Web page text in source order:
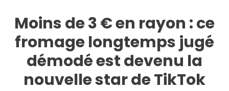
Moins de 3 € en rayon : ce
fromage longtemps jugé
démodé est devenu la
nouvelle star de TikTok